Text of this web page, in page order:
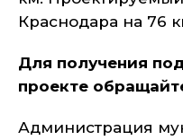
Краснодара на 76
Для получения
проекте
Администрация